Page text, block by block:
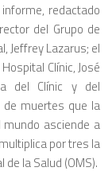
redactado
del Grupo de
Jeffrey Lazarus; el
Clínic, José
del Clínic y del
de muertes que la
asciende a
por tres la
la Salud (OMS).